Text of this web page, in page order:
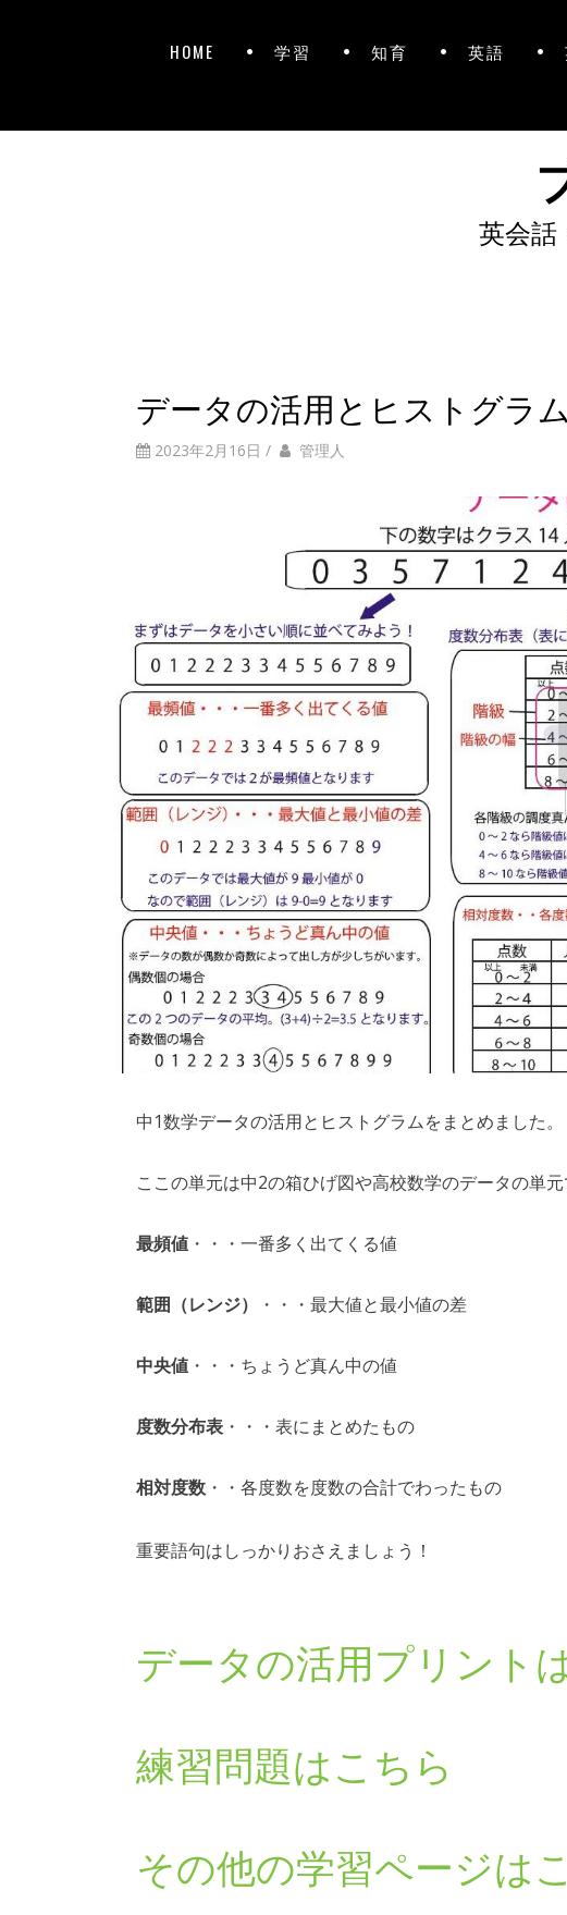
HOME 学習 知育 英語
英会話
データの活用とヒストグラム
2023年2月16日 / 管理人
中1数学データの活用とヒストグラムをまとめました。
ここの単元は中2の箱ひげ図や高校数学のデータの単
最頻値・・・一番多く出てくる値
範囲（レンジ） ・・・最大値と最小値の差
中央値・・・ちょうど真ん中の値
度数分布表・・・表にまとめたもの
相対度数・・各度数を度数の合計でわったもの
重要語句はしっかりおさえましょう！
データの活用プリント
練習問題はこちら
その他の学習ページは